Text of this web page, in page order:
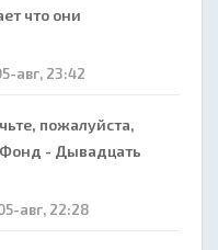
что они
авг, 23:42
пожалуйста,
Фонд - Дывадцать
авг, 22:28